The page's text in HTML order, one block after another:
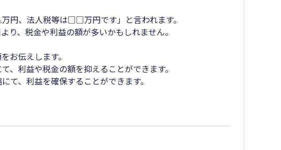
円、法人税等は□□万円です」と言われます。
り、税金や利益の額が多いかもしれません。
お伝えします。
利益や税金の額を抑えることができます。
て、利益を確保することができます。